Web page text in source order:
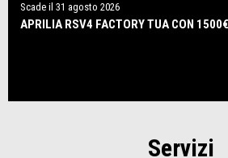
Scade il 31 agosto 2026
APRILIA RSV4 FACTORY TUA CON
Servizi